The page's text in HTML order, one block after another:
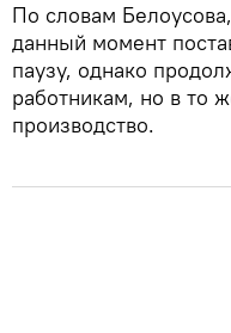
По словам
данный момент
паузу, однако
работникам, но в то
производство.